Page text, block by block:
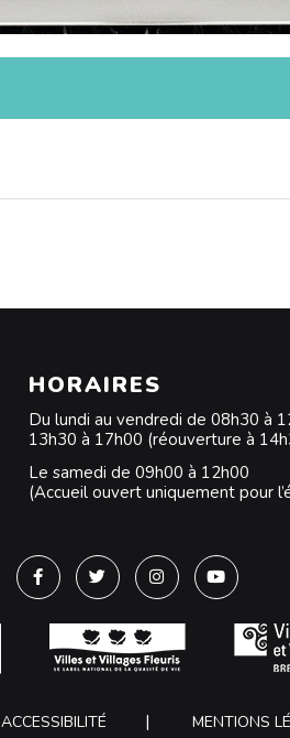
HORAIRES
Du lundi au vendredi de 08h30 à
13h30 à 17h00 (réouverture à
Le samedi de 09h00 à 12h00
(Accueil ouvert uniquement pour
Lien vers le compte Facebook
Lien vers le compte
Lien vers leLien vers
ACCESSIBILITÉ MENTIONS